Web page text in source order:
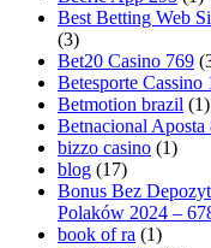
Best Betting Web
(3)
Bet20 Casino 769
Betesporte Cassino
Betmotion brazil (1)
Betnacional Aposta
bizzo casino (1)
blog (17)
Bonus Bez
Polaków 2024 –
book of ra (1)